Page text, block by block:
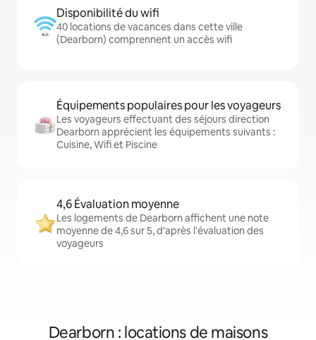
Disponibilité du wifi
40 locations de vacances dans cette ville
(Dearborn) comprennent un accès wifi
Équipements populaires pour les voyageurs
Les voyageurs effectuant des séjours direction
Dearborn apprécient les équipements suivants :
Cuisine, Wifi et Piscine
4,6 Évaluation moyenne
Les logements de Dearborn affichent une note
moyenne de 4,6 sur 5, d'après l'évaluation des
voyageurs
Dearborn : locations de maisons